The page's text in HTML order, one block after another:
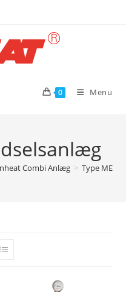
0 Menu
Combi Anlæg > Type ME